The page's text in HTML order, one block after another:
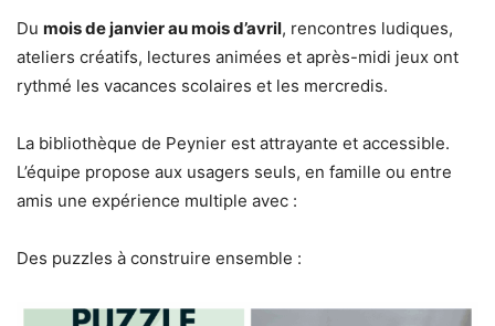
Du mois de janvier au mois d’avril, rencontres ludiques,
ateliers créatifs, lectures animées et après-midi jeux ont
rythmé les vacances scolaires et les mercredis.
La bibliothèque de Peynier est attrayante et accessible.
L’équipe propose aux usagers seuls, en famille ou entre
amis une expérience multiple avec :
Des puzzles à construire ensemble :